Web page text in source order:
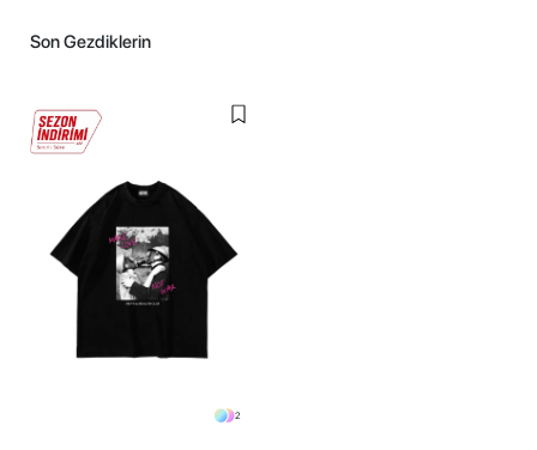
Son Gezdiklerin
2